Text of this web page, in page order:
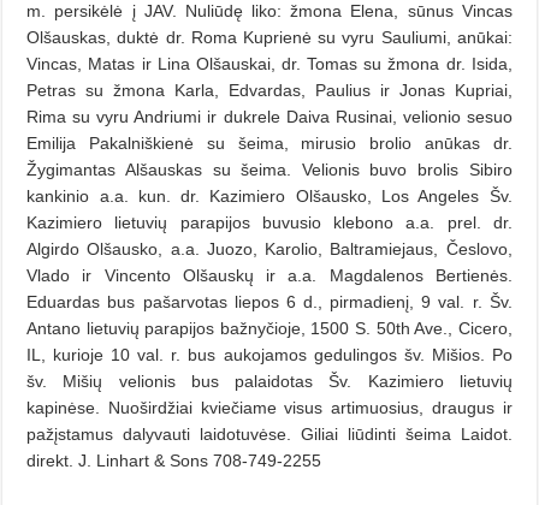
m. persikėlė į JAV. Nuliūdę liko: žmona Elena, sūnus Vincas
Olšauskas, duktė dr. Roma Kuprienė su vyru Sauliumi, anūkai:
Vincas, Matas ir Lina Olšauskai, dr. Tomas su žmona dr. Isida,
Petras su žmona Karla, Edvardas, Paulius ir Jonas Kupriai,
Rima su vyru Andriumi ir dukrele Daiva Rusinai, velionio sesuo
Emilija Pakalniškienė su šeima, mirusio brolio anūkas dr.
Žygimantas Alšauskas su šeima. Velionis buvo brolis Sibiro
kankinio a.a. kun. dr. Kazimiero Olšausko, Los Angeles Šv.
Kazimiero lietuvių parapijos buvusio klebono a.a. prel. dr.
Algirdo Olšausko, a.a. Juozo, Karolio, Baltramiejaus, Česlovo,
Vlado ir Vincento Olšauskų ir a.a. Magdalenos Bertienės.
Eduardas bus pašarvotas liepos 6 d., pirmadienį, 9 val. r. Šv.
Antano lietuvių parapijos bažnyčioje, 1500 S. 50th Ave., Cicero,
IL, kurioje 10 val. r. bus aukojamos gedulingos šv. Mišios. Po
šv. Mišių velionis bus palaidotas Šv. Kazimiero lietuvių
kapinėse. Nuoširdžiai kviečiame visus artimuosius, draugus ir
pažįstamus dalyvauti laidotuvėse. Giliai liūdinti šeima Laidot.
direkt. J. Linhart & Sons 708-749-2255